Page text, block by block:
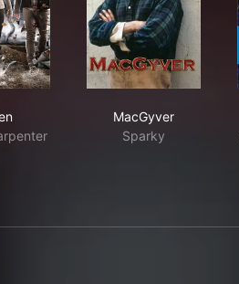
MacGyver
Sparky